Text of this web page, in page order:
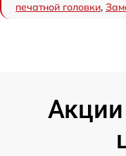
печатной головки,
Акции